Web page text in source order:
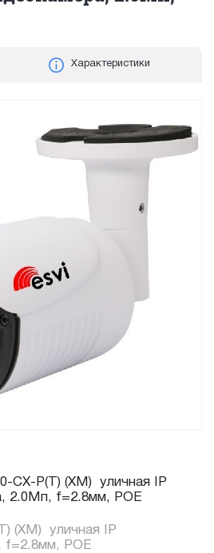
Характеристики
CX-P(T) (XM) уличная IP
2.0Мп, f=2.8мм, POE
(XM) уличная IP
f=2.8мм, POE